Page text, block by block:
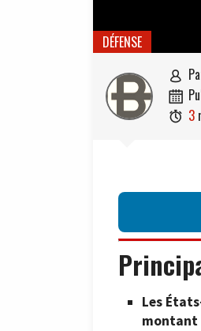
DÉFENSE


 3
Les
montant